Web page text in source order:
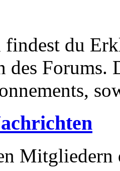
du
des Forums.